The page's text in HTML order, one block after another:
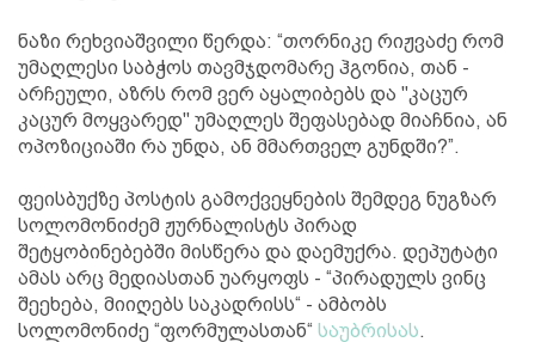
ნაზი რეხვიაშვილი წერდა: “თორნიკე რიჟვაძე რომ
უმაღლესი საბჭოს თავმჯდომარე ჰგონია, თან -
არჩეული, აზრს რომ ვერ აყალიბებს და "კაცურ
კაცურ მოყვარედ" უმაღლეს შეფასებად მიაჩნია, ან
ოპოზიციაში რა უნდა, ან მმართველ გუნდში?”.
ფეისბუქზე პოსტის გამოქვეყნების შემდეგ ნუგზარ
სოლომონიძემ ჟურნალისტს პირად
შეტყობინებებში მისწერა და დაემუქრა. დეპუტატი
ამას არც მედიასთან უარყოფს - “პირადულს ვინც
შეეხება, მიიღებს საკადრისს“ - ამბობს
სოლომონიძე “ფორმულასთან“ საუბრისას.